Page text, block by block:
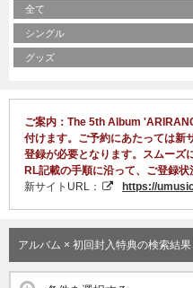
全て
シングル
グッズ
ご案内：The 5th Album
付けます。ご予約にあたっては新
登録が必要となります。スムーズ
RL記載の手順に沿って、ご登録状
新サイトURL：
https://
アルバム × 初回封入特典の検索結果